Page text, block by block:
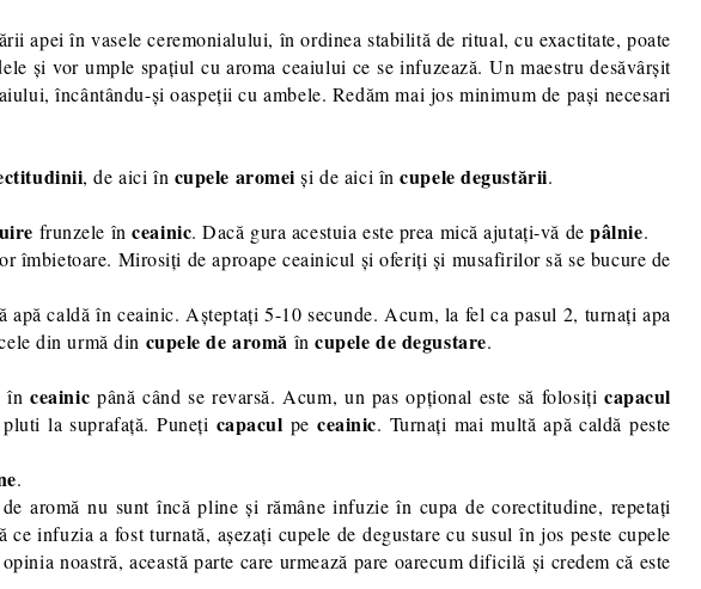
apei în vasele ceremonialului, în ordinea stabilită de ritual, cu exactitate, poate
și vor umple spațiul cu aroma ceaiului ce se infuzează. Un maestru desăvârșit
încântându-și oaspeții cu ambele. Redăm mai jos minimum de pași necesari
, de aici în cupele aromeiși de aici încupele degustării.
frunzele înceainic. Dacă gura acestuia este prea mică ajutați-vă depâlnie.
îmbietoare. Mirosiți de aproape ceainicul și oferiți și musafirilor să se bucure de
caldă în ceainic. Așteptați 5-10 secunde. Acum, la fel ca pasul 2, turnați apa
din urmă din cupele de aromă încupele de degustare.
înceainic până când se revarsă. Acum, un pas opțional este să folosițicapacul
la suprafață. Puneți capacul pe ceainic. Turnați mai multă apă caldă peste
.
aromă nu sunt încă pline și rămâne infuzie în cupa de corectitudine, repetați
infuzia a fost turnată, așezați cupele de degustare cu susul în jos peste cupele
noastră, această parte care urmează pare oarecum dificilă și credem că este